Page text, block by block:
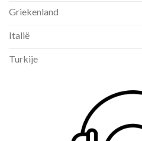
Griekenland
Italië
Turkije